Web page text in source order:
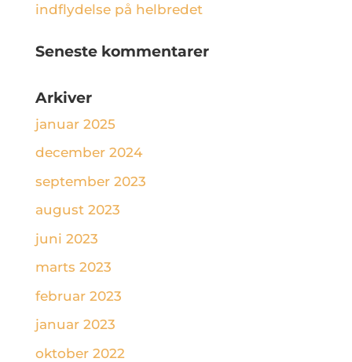
indflydelse på helbredet
Seneste kommentarer
Arkiver
januar 2025
december 2024
september 2023
august 2023
juni 2023
marts 2023
februar 2023
januar 2023
oktober 2022